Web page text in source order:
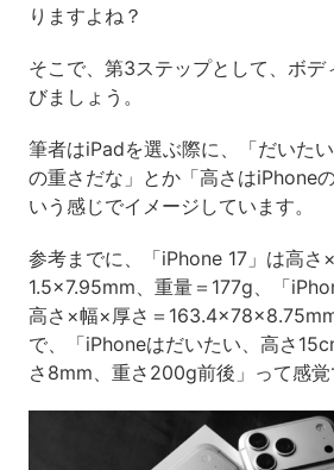
りますよね？
そこで、第3ステップとして、ボデ
びましょう。
筆者はiPadを選ぶ際に、「だいた
の重さだな」とか「高さはiPhone
いう感じでイメージしています。
参考までに、「iPhone 17」は高
1.5×7.95mm、重量＝177g、「
高さ×幅×厚さ＝
で、「iPhoneはだいたい、高さ
さ8mm、重さ200g前後」って感覚